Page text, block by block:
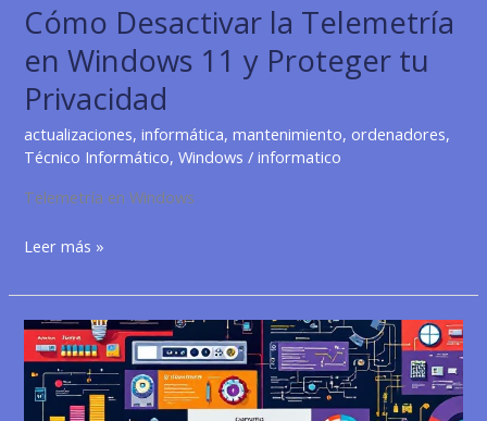
Cómo Desactivar la Telemetría
en Windows 11 y Proteger tu
Privacidad
actualizaciones,informática,mantenimiento, ordenadores,
Técnico Informático,Windows /informatico
Telemetría en Windows
Cómo
la
Telemetría
en
Windows
11
Leer más »